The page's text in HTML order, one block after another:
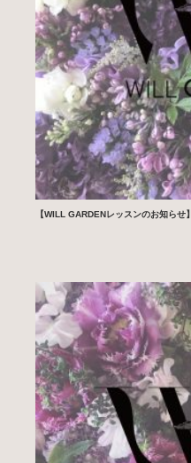
【WILL GARDENレッスンのお知らせ】